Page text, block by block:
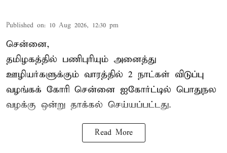
Published on: 10 Aug 2026, 12:30 pm
சென்னை,
தமிழகத்தில் பணிபுரியும் அனைத்து
ஊழியர்களுக்கும் வாரத்தில் 2 நாட்கள் விடுப்பு
வழங்கக் கோரி சென்னை ஐகோர்ட்டில் பொதுநல
வழக்கு ஒன்று தாக்கல் செய்யப்பட்டது.
Read More